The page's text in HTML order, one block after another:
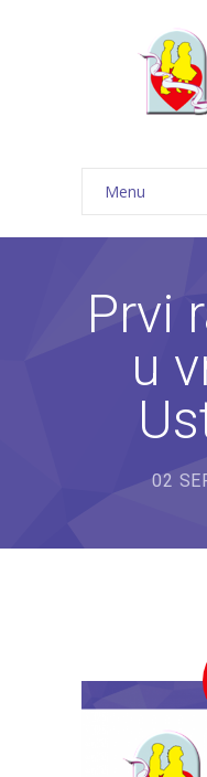
Menu
Početna
O nama
-- JU "Naše
-- Vrtići
---- Bambi
---- Pčelica
Prvi
u
02